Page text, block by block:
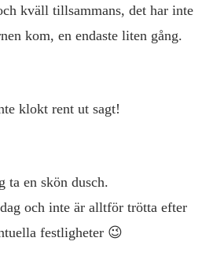
kväll tillsammans, det har inte
kom, en endaste liten gång.
klokt rent ut sagt!
ta en skön dusch.
och inte är alltför trötta efter
festligheter 😉